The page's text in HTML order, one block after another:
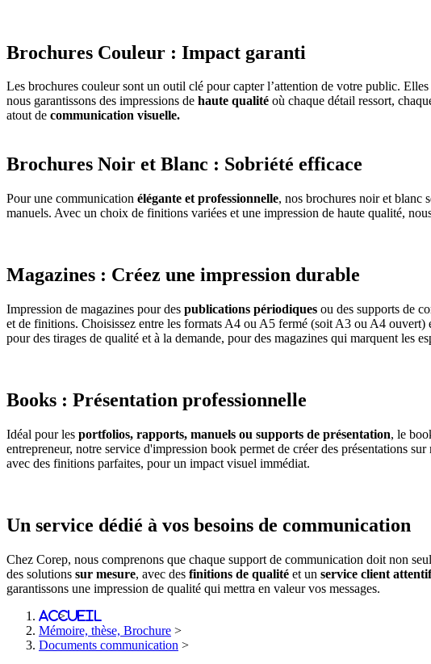
Brochures Couleur : Impact garanti
Les brochures couleur sont un outil clé pour capter l’attention de votre public. Elles
nous garantissons des impressions de haute qualité où chaque détail ressort,
atout de communication visuelle.
Brochures Noir et Blanc : Sobriété efficace
Pour une communication élégante et professionnelle, nos brochures noir et blanc
manuels. Avec un choix de finitions variées et une impression de haute qualité,
Magazines : Créez une impression durable
Impression de magazines pour des publications périodiques ou des supports de
et de finitions. Choisissez entre les formats A4 ou A5 fermé (soit A3 ou A4
pour des tirages de qualité et à la demande, pour des magazines qui marquent les
Books : Présentation professionnelle
Idéal pour les portfolios, rapports, manuels ou supports de présentation, le
entrepreneur, notre service d'impression book permet de créer des présentations sur
avec des finitions parfaites, pour un impact visuel immédiat.
Un service dédié à vos besoins de communication
Chez Corep, nous comprenons que chaque support de communication doit non
des solutions sur mesure, avec des finitions de qualité et un service client attentif
garantissons une impression de qualité qui mettra en valeur vos messages.
Accueil
>
Mémoire, thèse, Brochure >
Documents communication >